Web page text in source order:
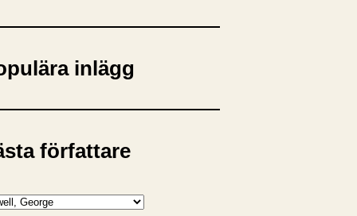
inlägg
författare